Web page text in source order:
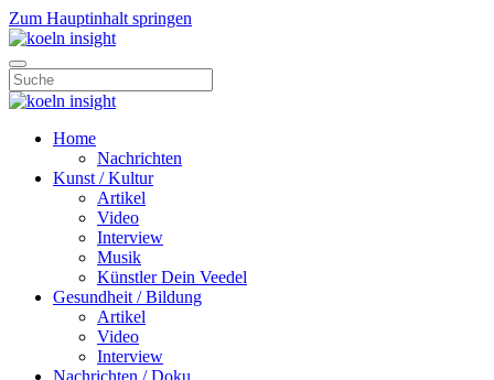
Zum Hauptinhalt springen
Home
Nachrichten
Kunst / Kultur
Artikel
Video
Interview
Musik
Künstler Dein Veedel
Gesundheit / Bildung
Artikel
Video
Interview
Nachrichten / Doku